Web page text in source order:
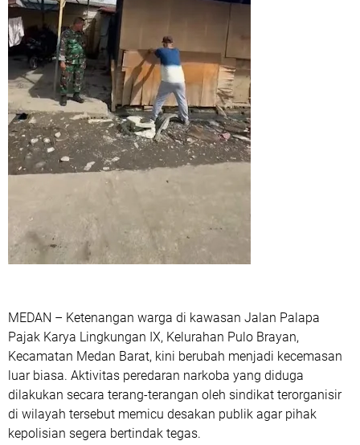
MEDAN – Ketenangan warga di kawasan Jalan Palapa
Pajak Karya Lingkungan IX, Kelurahan Pulo Brayan,
Kecamatan Medan Barat, kini berubah menjadi kecemasan
luar biasa. Aktivitas peredaran narkoba yang diduga
dilakukan secara terang-terangan oleh sindikat terorganisir
di wilayah tersebut memicu desakan publik agar pihak
kepolisian segera bertindak tegas.